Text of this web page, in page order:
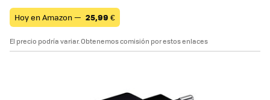
Hoy en Amazon — 25,99 €
El precio podría variar. Obtenemos comisión por estos enlaces